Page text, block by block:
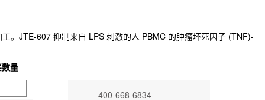
。JTE-607 抑制来自 LPS 刺激的人 PBMC 的肿瘤坏死因子 (TNF)-
量
400-668-6834